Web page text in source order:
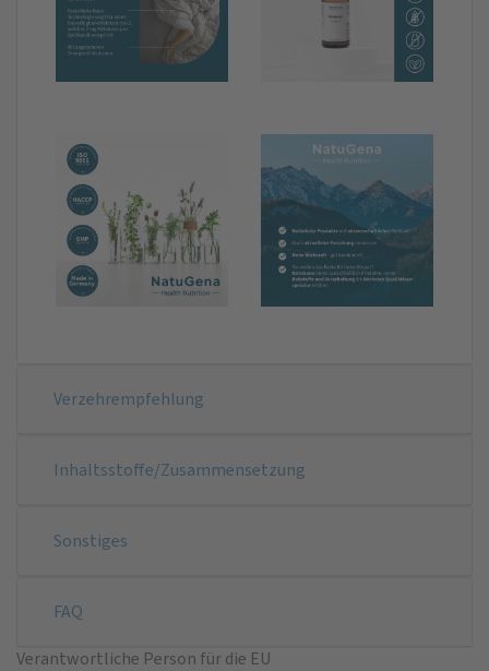
Verzehrempfehlung
Inhaltsstoffe/Zusammensetzung
Sonstiges
FAQ
Verantwortliche Person für die EU